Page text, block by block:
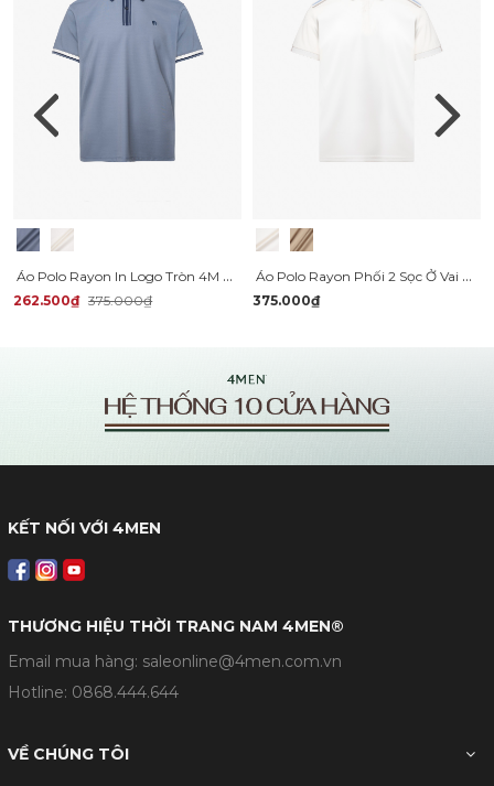
Áo Polo Rayon In Logo Tròn 4M Form Regular PO160
262.500₫ 375.000₫
Áo Polo Rayon Phối 2 Sọc Ở Vai Form Regular PO158
375.000₫
KẾT NỐI VỚI 4MEN
THƯƠNG HIỆU THỜI TRANG NAM 4MEN®
Email mua hàng: saleonline@4men.com.vn
Hotline: 0868.444.644
VỀ CHÚNG TÔI